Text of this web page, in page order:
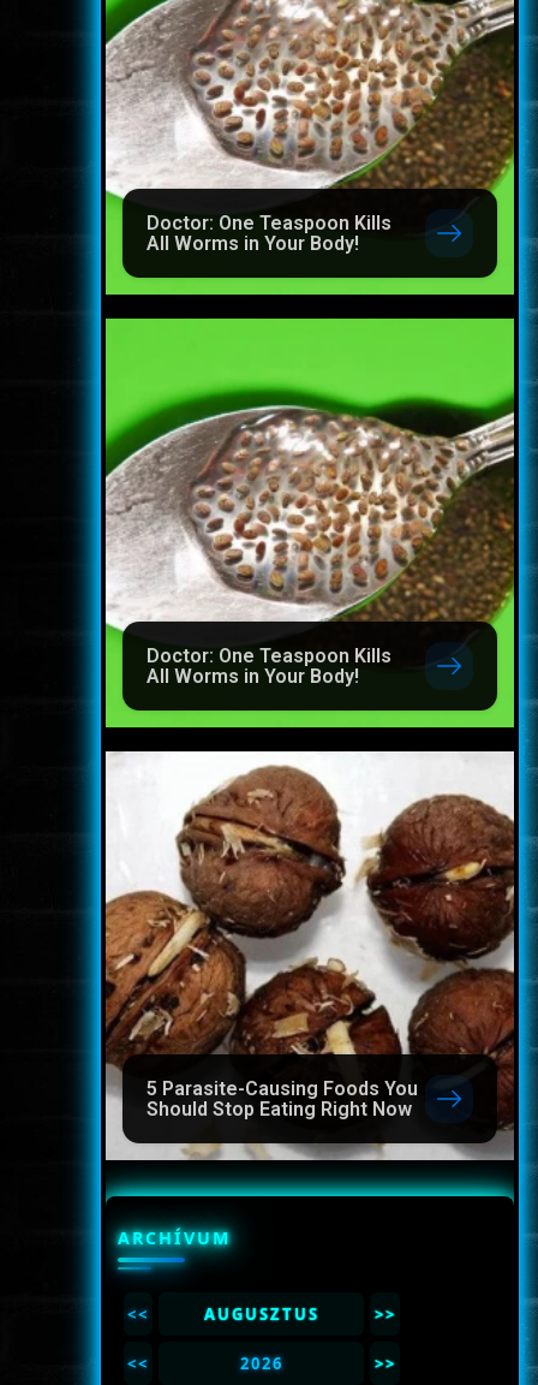
Doctor: One Teaspoon Kills
All Worms in Your Body!
Doctor: One Teaspoon Kills
All Worms in Your Body!
5 Parasite-Causing Foods You
Should Stop Eating Right Now
ARCHÍVUM
<< AUGUSZTUS >>
<< 2026 >>